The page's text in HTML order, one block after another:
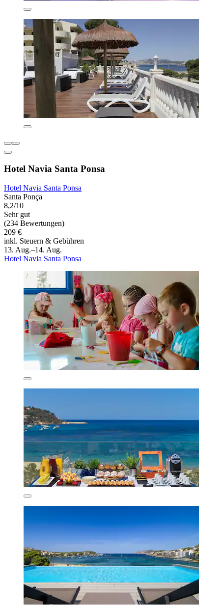
Hotel Navia Santa Ponsa
Hotel Navia Santa Ponsa
Santa Ponça
8,2/10
Sehr gut
(234 Bewertungen)
209 €
inkl. Steuern & Gebühren
13. Aug.–14. Aug.
Hotel Navia Santa Ponsa